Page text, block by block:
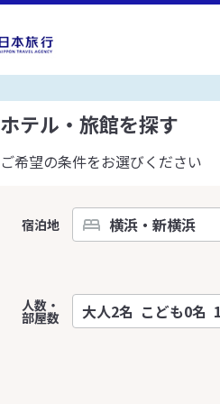
ホテル・旅館を探す
ご希望の条件をお選びください
宿泊地
人数・
部屋数